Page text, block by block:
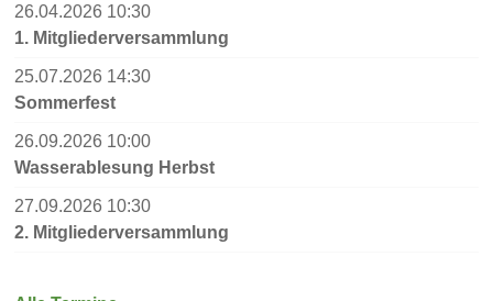
26.04.2026 10:30
1. Mitgliederversammlung
25.07.2026 14:30
Sommerfest
26.09.2026 10:00
Wasserablesung Herbst
27.09.2026 10:30
2. Mitgliederversammlung